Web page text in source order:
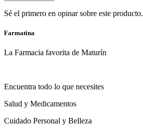
Sé el primero en opinar sobre este producto.
Farmatina
La Farmacia favorita de Maturín
Encuentra todo lo que necesites
Salud y Medicamentos
Cuidado Personal y Belleza